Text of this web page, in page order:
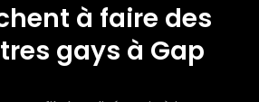
à faire des
gays à Gap